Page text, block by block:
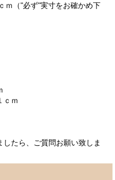
（"必ず"実寸をお確かめ下
ｃｍ
たら、ご質問お願い致しま